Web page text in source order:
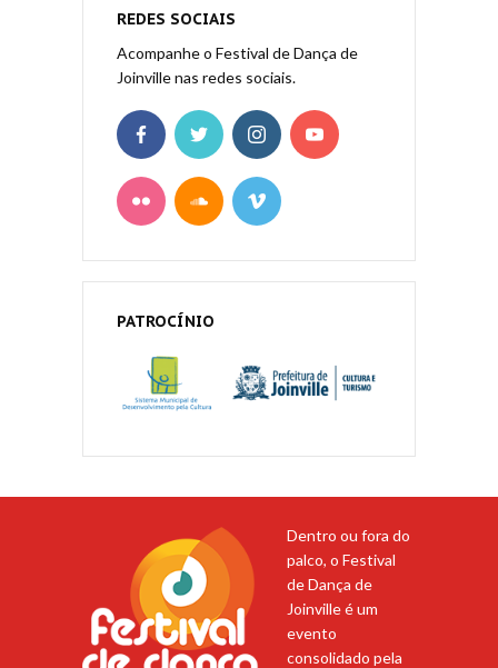
REDES SOCIAIS
Acompanhe o Festival de Dança de
Joinville nas redes sociais.
PATROCÍNIO
Dentro ou fora do
palco, o Festival
de Dança de
Joinville é um
evento
consolidado pela